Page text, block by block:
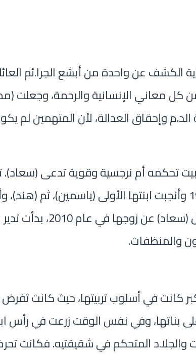
الكشف عن واحدة من أبشع الجرا.ئم
كل معاني الإنسانية والرحمة،
الد.م وإحقاق العدالة، لأن المتهمين لم
تحكمه أم نرجسية وقوية تدعى
في أواخر عام 1993 وأنجبت ابنتها الأولى (ياسمين)، ثم
(وائل). بعد انفصال (سعاد) عن
والمنظفات.
كانت في أسلوب تربيتها، حيث كانت
بناتها، وفي نفس الوقت زرعت في رأس
والجلا.د المتحكم في شقيقتيه. فكانت